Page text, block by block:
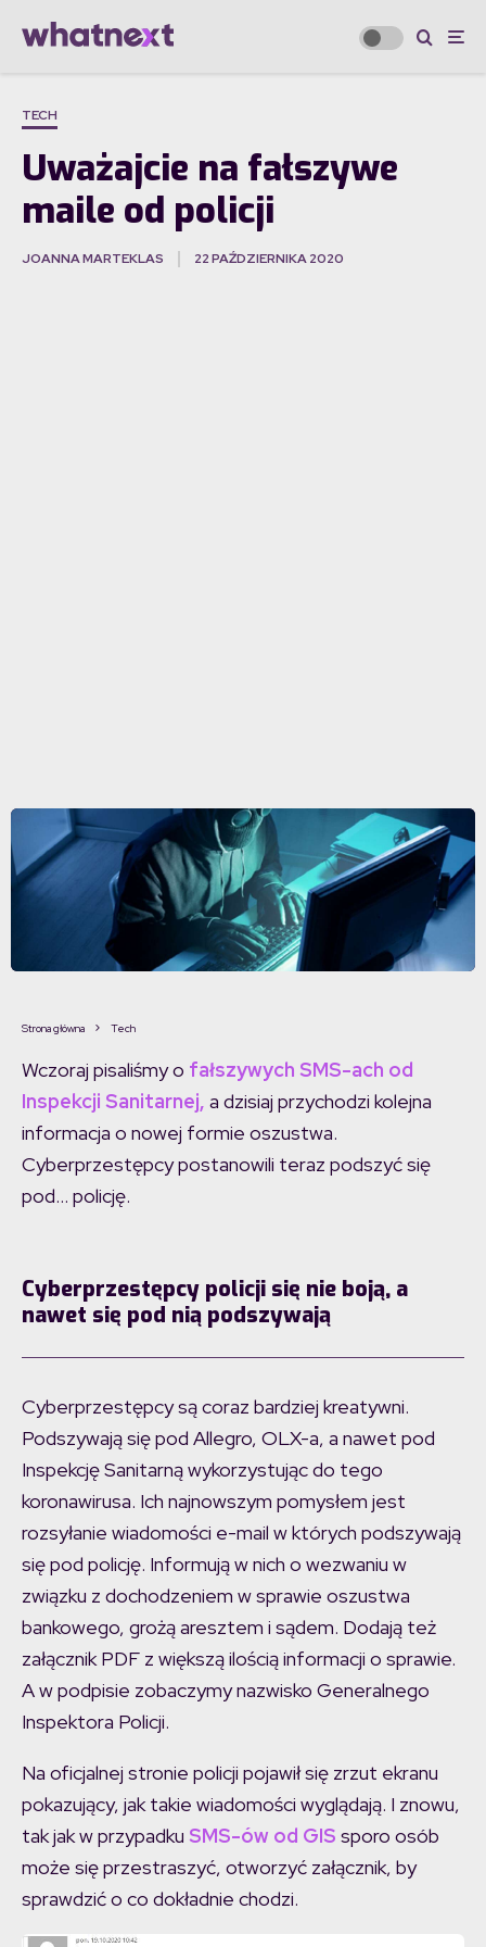
TECH
Uważajcie na fałszywe
maile od policji
JOANNA MARTEKLAS 22 PAŹDZIERNIKA 2020
Strona główna Tech
Wczoraj pisaliśmy o fałszywych SMS-ach od
Inspekcji Sanitarnej, a dzisiaj przychodzi kolejna
informacja o nowej formie oszustwa.
Cyberprzestępcy postanowili teraz podszyć się
pod… policję.
Cyberprzestępcy policji się nie boją, a
nawet się pod nią podszywają
Cyberprzestępcy są coraz bardziej kreatywni.
Podszywają się pod Allegro, OLX-a, a nawet pod
Inspekcję Sanitarną wykorzystując do tego
koronawirusa. Ich najnowszym pomysłem jest
rozsyłanie wiadomości e-mail w których podszywają
się pod policję. Informują w nich o wezwaniu w
związku z dochodzeniem w sprawie oszustwa
bankowego, grożą aresztem i sądem. Dodają też
załącznik PDF z większą ilością informacji o sprawie.
A w podpisie zobaczymy nazwisko Generalnego
Inspektora Policji.
Na oficjalnej stronie policji pojawił się zrzut ekranu
pokazujący, jak takie wiadomości wyglądają. I znowu,
tak jak w przypadku SMS-ów od GIS sporo osób
może się przestraszyć, otworzyć załącznik, by
sprawdzić o co dokładnie chodzi.